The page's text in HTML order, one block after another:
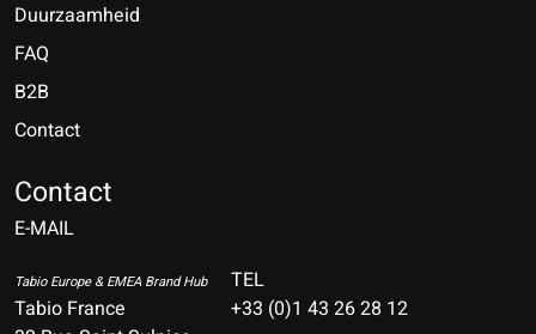
Duurzaamheid
FAQ
B2B
Contact
Contact
E-MAIL
Tabio Europe & EMEA Brand Hub
Tabio France
TEL
+33 (0)1 43 26 28 12